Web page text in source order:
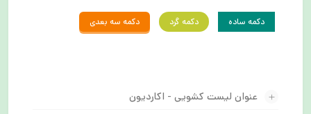
دکمه ساده دکمه گرد دکمه سه بعدی
عنوان لیست کشویی - اکاردیون